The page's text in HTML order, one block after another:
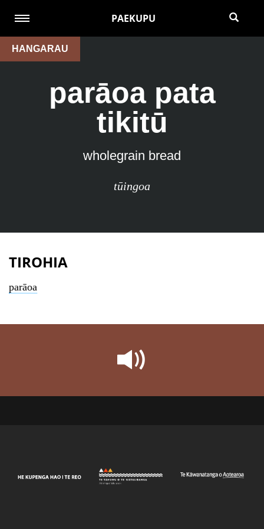
PAEKUPU
HANGARAU
parāoa pata
tikitū
wholegrain bread
tūingoa
TIROHIA
parāoa